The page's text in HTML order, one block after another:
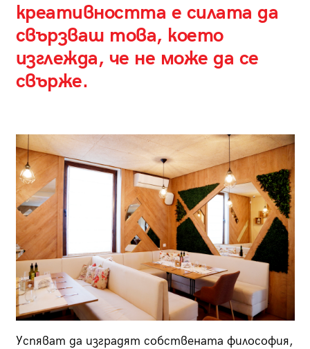
креативността е силата да
свързваш това, което
изглежда, че не може да се
свърже.
Успяват да изградят собствената философия,